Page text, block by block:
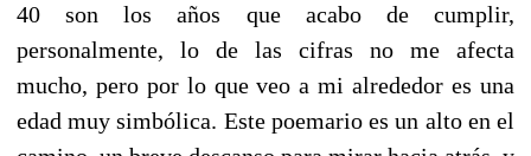
40 son los años que acabo de cumplir,
personalmente, lo de las cifras no me afecta
mucho, pero por lo que veo a mi alrededor es una
edad muy simbólica. Este poemario es un alto en el